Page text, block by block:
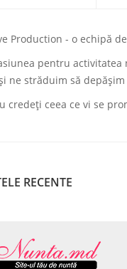
Production - o echipă
pentru activitatea
ne străduim să
ceea ce vi se
RECENTE